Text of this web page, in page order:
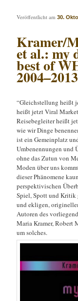
Artikelnavigation
Kramer/
et al.: my
best of
Veröffentlicht am30.
“Gleichstellung heißt
heißt jetzt Viral
Reisebegleiter heißt
wie wir Dinge
ist ein Gemeinplatz
Umbenennungen und
ohne das Zutun von
Moden über uns
dieser Phänomene
perspektivischen
Spiel, Spott und Kritik
und ekligen,
Autoren des
Maria Kramer, Robert
um solches.